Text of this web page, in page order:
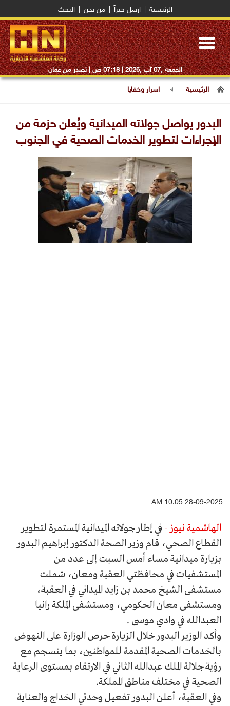
الرئيسية ارسل خبراً من نحن البحث
Toggle
navigation
الجمعه ,07 آب ,2026 | 07:18 ص | تصدر من عمان
الرئيسية اسرار وخفايا
البدور يواصل جولاته الميدانية ويُعلن حزمة من
الإجراءات لتطوير الخدمات الصحية في الجنوب
28-09-2025 10:05 AM
الهاشمية نيوز - في إطار جولاته الميدانية المستمرة لتطوير
القطاع الصحي، قام وزير الصحة الدكتور إبراهيم البدور
بزيارة ميدانية مساء أمس السبت إلى عدد من
المستشفيات في محافظتي العقبة ومعان، شملت
مستشفى الشيخ محمد بن زايد الميداني في العقبة،
ومستشفى معان الحكومي، ومستشفى الملكة رانيا
العبدالله في وادي موسى .
وأكد الوزير البدور خلال الزيارة حرص الوزارة على النهوض
بالخدمات الصحية المقدمة للمواطنين، بما ينسجم مع
رؤية جلالة الملك عبدالله الثاني في الارتقاء بمستوى الرعاية
الصحية في مختلف مناطق المملكة.
وفي العقبة، أعلن البدور تفعيل وحدتي الخداج والعناية